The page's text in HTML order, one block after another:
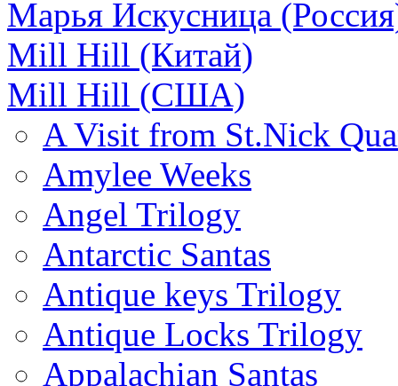
Марья Искусница
Mill Hill (Китай)
Mill Hill (США)
A Visit from St.Nick
Amylee Weeks
Angel Trilogy
Antarctic Santas
Antique keys Trilogy
Antique Locks Trilogy
Appalachian Santas